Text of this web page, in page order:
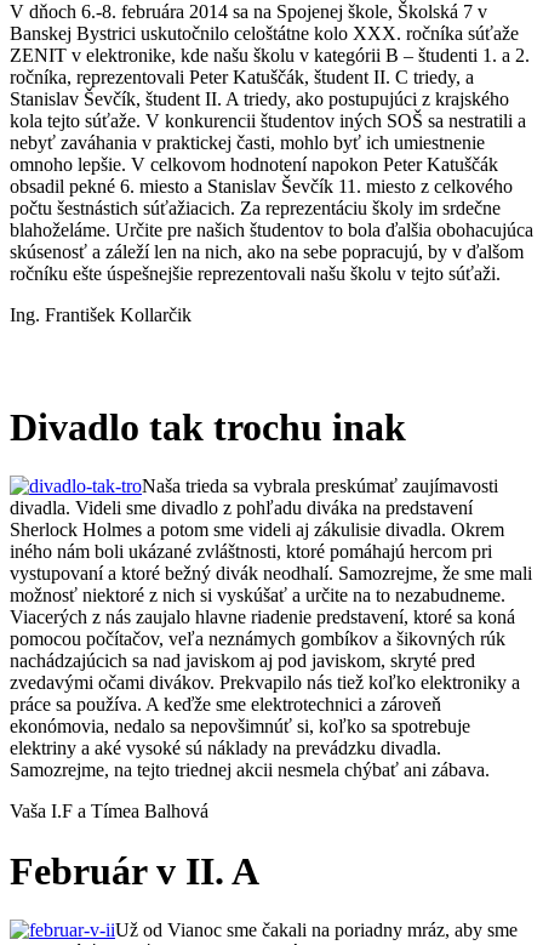
V dňoch 6.-8. februára 2014 sa na Spojenej škole, Školská 7 v
Banskej Bystrici uskutočnilo celoštátne kolo XXX. ročníka súťaže
ZENIT v elektronike, kde našu školu v kategórii B – študenti 1. a 2.
ročníka, reprezentovali Peter Katuščák, študent II. C triedy, a
Stanislav Ševčík, študent II. A triedy, ako postupujúci z krajského
kola tejto súťaže. V konkurencii študentov iných SOŠ sa nestratili a
nebyť zaváhania v praktickej časti, mohlo byť ich umiestnenie
omnoho lepšie. V celkovom hodnotení napokon Peter Katuščák
obsadil pekné 6. miesto a Stanislav Ševčík 11. miesto z celkového
počtu šestnástich súťažiacich. Za reprezentáciu školy im srdečne
blahoželáme. Určite pre našich študentov to bola ďalšia obohacujúca
skúsenosť a záleží len na nich, ako na sebe popracujú, by v ďalšom
ročníku ešte úspešnejšie reprezentovali našu školu v tejto súťaži.
Ing. František Kollarčik
Divadlo tak trochu inak
Naša trieda sa vybrala preskúmať zaujímavosti
divadla. Videli sme divadlo z pohľadu diváka na predstavení
Sherlock Holmes a potom sme videli aj zákulisie divadla. Okrem
iného nám boli ukázané zvláštnosti, ktoré pomáhajú hercom pri
vystupovaní a ktoré bežný divák neodhalí. Samozrejme, že sme mali
možnosť niektoré z nich si vyskúšať a určite na to nezabudneme.
Viacerých z nás zaujalo hlavne riadenie predstavení, ktoré sa koná
pomocou počítačov, veľa neznámych gombíkov a šikovných rúk
nachádzajúcich sa nad javiskom aj pod javiskom, skryté pred
zvedavými očami divákov. Prekvapilo nás tiež koľko elektroniky a
práce sa používa. A keďže sme elektrotechnici a zároveň
ekonómovia, nedalo sa nepovšimnúť si, koľko sa spotrebuje
elektriny a aké vysoké sú náklady na prevádzku divadla.
Samozrejme, na tejto triednej akcii nesmela chýbať ani zábava.
Vaša I.F a Tímea Balhová
Február v II. A
Už od Vianoc sme čakali na poriadny mráz, aby sme